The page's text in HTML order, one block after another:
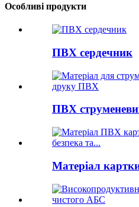
Особливі продукти
ПВХ сердечник
ПВХ
Матеріал